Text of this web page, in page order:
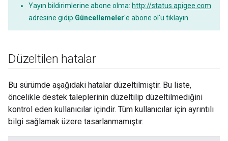
Yayın bildirimlerine abone olma: http://status.apigee.com
adresine gidip Güncellemeler'e abone ol'u tıklayın.
Düzeltilen hatalar
Bu sürümde aşağıdaki hatalar düzeltilmiştir. Bu liste,
öncelikle destek taleplerinin düzeltilip düzeltilmediğini
kontrol eden kullanıcılar içindir. Tüm kullanıcılar için ayrıntılı
bilgi sağlamak üzere tasarlanmamıştır.